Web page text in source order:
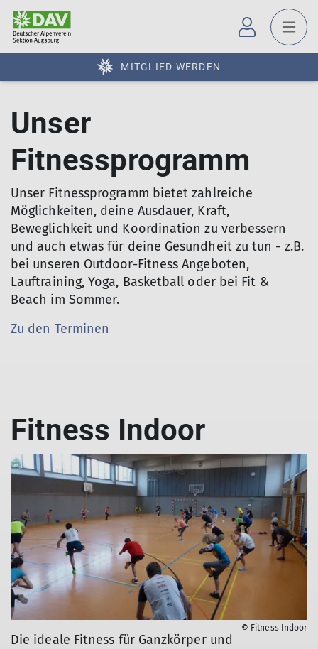
MITGLIED WERDEN
Unser
Fitnessprogramm
Unser Fitnessprogramm bietet zahlreiche
Möglichkeiten, deine Ausdauer, Kraft,
Beweglichkeit und Koordination zu verbessern
und auch etwas für deine Gesundheit zu tun - z.B.
bei unseren Outdoor-Fitness Angeboten,
Lauftraining, Yoga, Basketball oder bei Fit &
Beach im Sommer.
Zu den Terminen
Fitness Indoor
© Fitness Indoor
Die ideale Fitness für Ganzkörper und